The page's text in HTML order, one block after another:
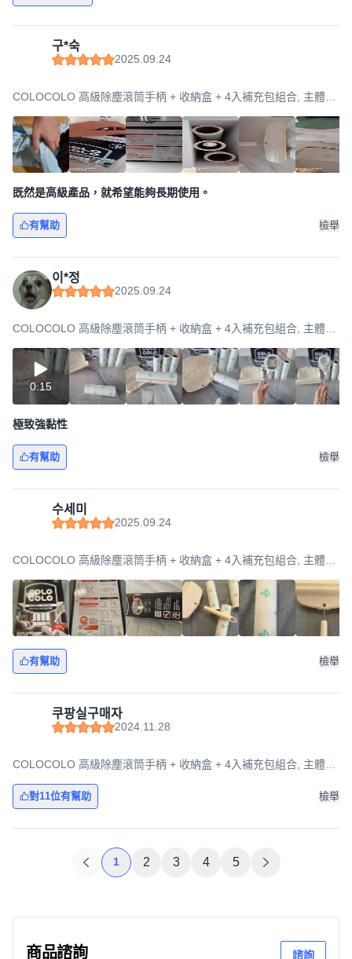
구*숙
2025.09.24
COLOCOLO 高級除塵滾筒手柄 + 收納盒 + 4入補充包組合, 主體
既然是高級產品，就希望能夠長期使用。
有幫助 檢舉
이*정
2025.09.24
COLOCOLO 高級除塵滾筒手柄 + 收納盒 + 4入補充包組合, 主體
0:15
極致強黏性
有幫助 檢舉
수세미
2025.09.24
COLOCOLO 高級除塵滾筒手柄 + 收納盒 + 4入補充包組合, 主體
有幫助 檢舉
쿠팡실구매자
2024.11.28
COLOCOLO 高級除塵滾筒手柄 + 收納盒 + 4入補充包組合, 主體
對11位有幫助 檢舉
1 2 3 4 5
商品諮詢 諮詢